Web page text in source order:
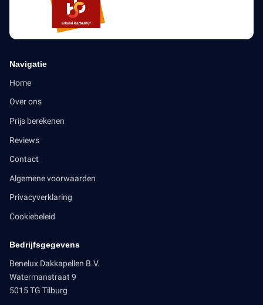
Navigatie
Home
Over ons
Prijs berekenen
Reviews
Contact
Algemene voorwaarden
Privacyverklaring
Cookiebeleid
Bedrijfsgegevens
Benelux Dakkapellen B.V.
Watermanstraat 9
5015 TG Tilburg